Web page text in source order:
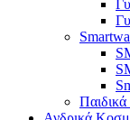
Παιδικά